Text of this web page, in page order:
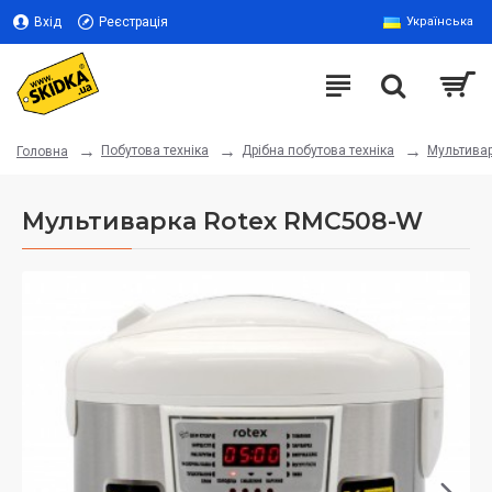
Вхід Реєстрація Українська
Головна Побутова техніка Дрібна побутова техніка
Мультиварка Rotex RMC508-W